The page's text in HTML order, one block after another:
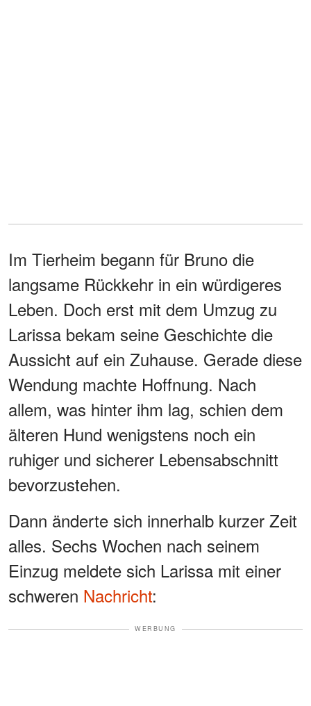
Im Tierheim begann für Bruno die
langsame Rückkehr in ein würdigeres
Leben. Doch erst mit dem Umzug zu
Larissa bekam seine Geschichte die
Aussicht auf ein Zuhause. Gerade diese
Wendung machte Hoffnung. Nach
allem, was hinter ihm lag, schien dem
älteren Hund wenigstens noch ein
ruhiger und sicherer Lebensabschnitt
bevorzustehen.
Dann änderte sich innerhalb kurzer Zeit
alles. Sechs Wochen nach seinem
Einzug meldete sich Larissa mit einer
schweren Nachricht:
WERBUNG